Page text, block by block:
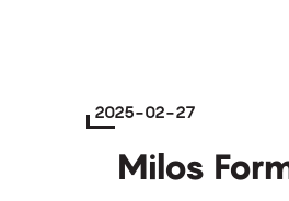
2025-02-27
Milos